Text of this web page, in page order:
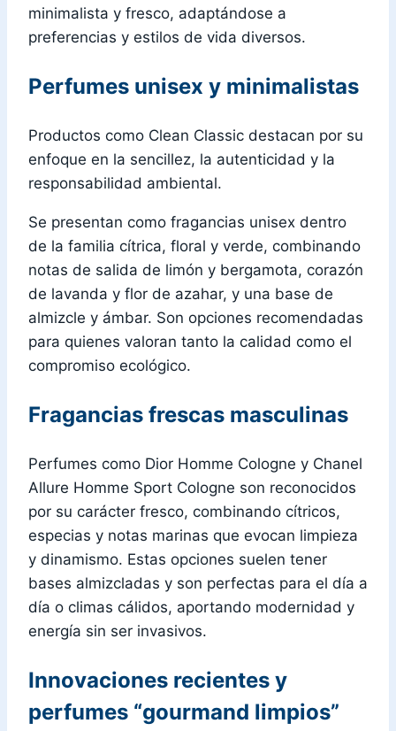
minimalista y fresco, adaptándose a
preferencias y estilos de vida diversos.
Perfumes unisex y minimalistas
Productos como Clean Classic destacan por su
enfoque en la sencillez, la autenticidad y la
responsabilidad ambiental.
Se presentan como fragancias unisex dentro
de la familia cítrica, floral y verde, combinando
notas de salida de limón y bergamota, corazón
de lavanda y flor de azahar, y una base de
almizcle y ámbar. Son opciones recomendadas
para quienes valoran tanto la calidad como el
compromiso ecológico.
Fragancias frescas masculinas
Perfumes como Dior Homme Cologne y Chanel
Allure Homme Sport Cologne son reconocidos
por su carácter fresco, combinando cítricos,
especias y notas marinas que evocan limpieza
y dinamismo. Estas opciones suelen tener
bases almizcladas y son perfectas para el día a
día o climas cálidos, aportando modernidad y
energía sin ser invasivos.
Innovaciones recientes y
perfumes “gourmand limpios”